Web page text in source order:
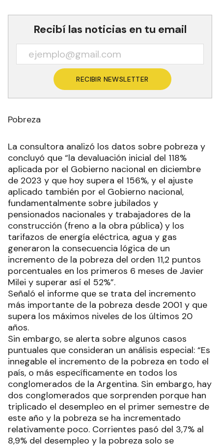
Recibí las noticias en tu email
RECIBIR NEWSLETTER
Pobreza
La consultora analizó los datos sobre pobreza y
concluyó que “la devaluación inicial del 118%
aplicada por el Gobierno nacional en diciembre
de 2023 y que hoy supera el 156%, y el ajuste
aplicado también por el Gobierno nacional,
fundamentalmente sobre jubilados y
pensionados nacionales y trabajadores de la
construcción (freno a la obra pública) y los
tarifazos de energía eléctrica, agua y gas
generaron la consecuencia lógica de un
incremento de la pobreza del orden 11,2 puntos
porcentuales en los primeros 6 meses de Javier
Milei y superar así el 52%”.
Señaló el informe que se trata del incremento
más importante de la pobreza desde 2001 y que
supera los máximos niveles de los últimos 20
años.
Sin embargo, se alerta sobre algunos casos
puntuales que consideran un análisis especial: “Es
innegable el incremento de la pobreza en todo el
país, o más específicamente en todos los
conglomerados de la Argentina. Sin embargo, hay
dos conglomerados que sorprenden porque han
triplicado el desempleo en el primer semestre de
este año y la pobreza se ha incrementado
relativamente poco. Corrientes pasó del 3,7% al
8,9% del desempleo y la pobreza solo se